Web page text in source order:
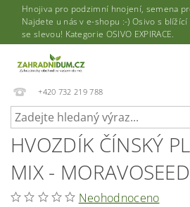
Hnojiva pro podzimní hnojení, semena
Najdete u nás v e-shopu :-) Osivo s
se slevou! Kategorie OSIVO EXPIRACE.
+420 732 219 788
HVOZDÍK ČÍNSKÝ
MIX - MORAVOSEED
Neohodnoceno